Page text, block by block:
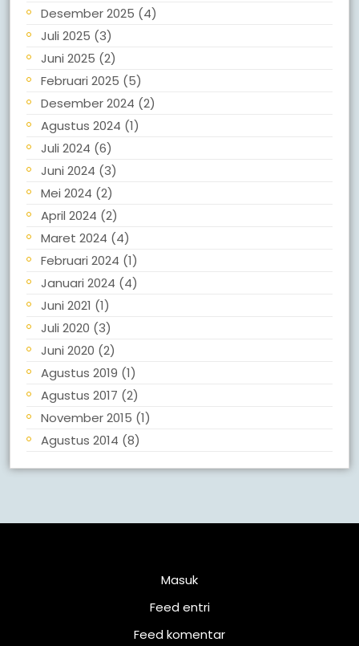
Desember 2025 (4)
Juli 2025 (3)
Juni 2025 (2)
Februari 2025 (5)
Desember 2024 (2)
Agustus 2024 (1)
Juli 2024 (6)
Juni 2024 (3)
Mei 2024 (2)
April 2024 (2)
Maret 2024 (4)
Februari 2024 (1)
Januari 2024 (4)
Juni 2021 (1)
Juli 2020 (3)
Juni 2020 (2)
Agustus 2019 (1)
Agustus 2017 (2)
November 2015 (1)
Agustus 2014 (8)
Masuk
Feed entri
Feed komentar